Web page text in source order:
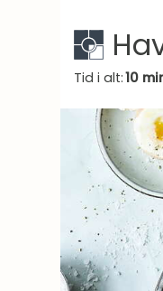
Tid i alt:10